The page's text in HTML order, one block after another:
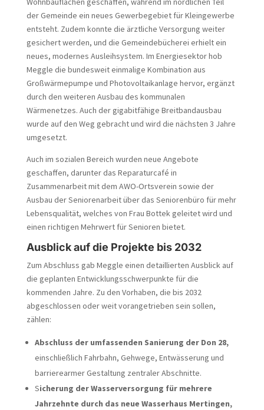
der Gemeinde ein neues Gewerbegebiet für Kleingewerbe
entsteht. Zudem konnte die ärztliche Versorgung weiter
gesichert werden, und die Gemeindebücherei erhielt ein
neues, modernes Ausleihsystem. Im Energiesektor hob
Meggle die bundesweit einmalige Kombination aus
Großwärmepumpe und Photovoltaikanlage hervor, ergänzt
durch den weiteren Ausbau des kommunalen
Wärmenetzes. Auch der gigabitfähige Breitbandausbau
wurde auf den Weg gebracht und wird die nächsten 3 Jahre
umgesetzt.
Auch im sozialen Bereich wurden neue Angebote
geschaffen, darunter das Reparaturcafé in
Zusammenarbeit mit dem AWO-Ortsverein sowie der
Ausbau der Seniorenarbeit über das Seniorenbüro für mehr
Lebensqualität, welches von Frau Bottek geleitet wird und
einen richtigen Mehrwert für Senioren bietet.
Ausblick auf die Projekte bis 2032
Zum Abschluss gab Meggle einen detaillierten Ausblick auf
die geplanten Entwicklungsschwerpunkte für die
kommenden Jahre. Zu den Vorhaben, die bis 2032
abgeschlossen oder weit vorangetrieben sein sollen,
zählen:
Abschluss der umfassenden Sanierung der Don 28,
einschließlich Fahrbahn, Gehwege, Entwässerung und
barrierearmer Gestaltung zentraler Abschnitte.
Sicherung der Wasserversorgung für mehrere
Jahrzehnte durch das neue Wasserhaus Mertingen,